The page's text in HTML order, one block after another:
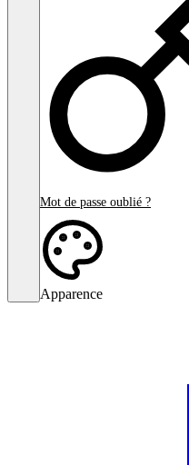
Mot de passe oublié ?
Apparence